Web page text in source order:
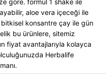
aloe vera içeceği ile
konsantre çay ile gün
bu ürünlere, sitemiz
fiyat avantajlarıyla kolayca
Herbalife